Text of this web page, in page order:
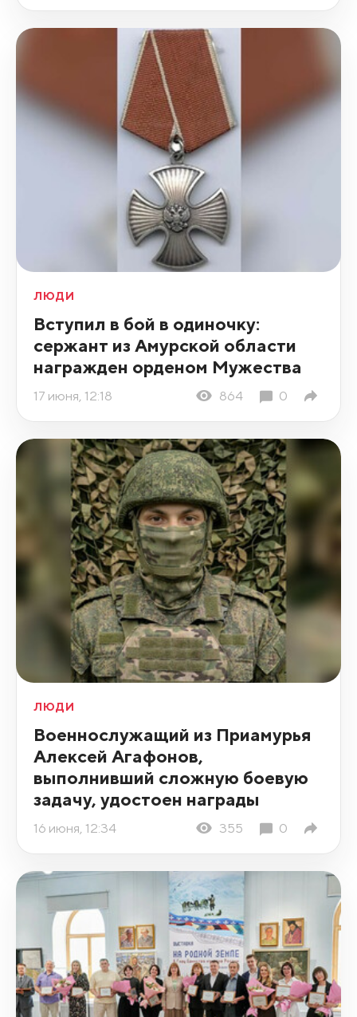
ЛЮДИ
Вступил в бой в одиночку:
сержант из Амурской области
награжден орденом Мужества
17 июня, 12:18 864 0
ЛЮДИ
Военнослужащий из Приамурья
Алексей Агафонов,
выполнивший сложную боевую
задачу, удостоен награды
16 июня, 12:34 355 0